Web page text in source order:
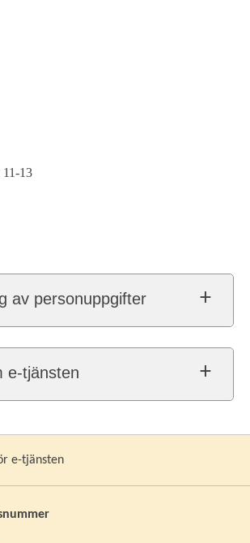
11-13
av personuppgifter
e-tjänsten
e-tjänsten